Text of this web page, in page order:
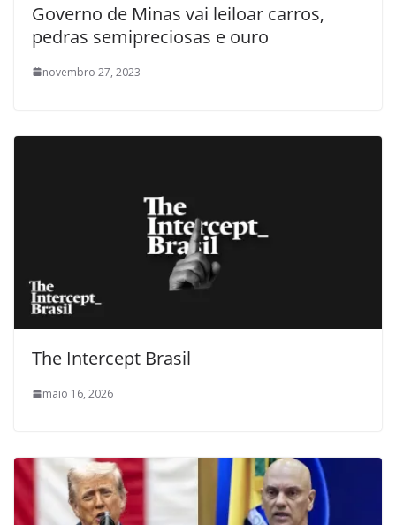
Governo de Minas vai leiloar carros,
pedras semipreciosas e ouro
novembro 27, 2023
The Intercept Brasil
maio 16, 2026